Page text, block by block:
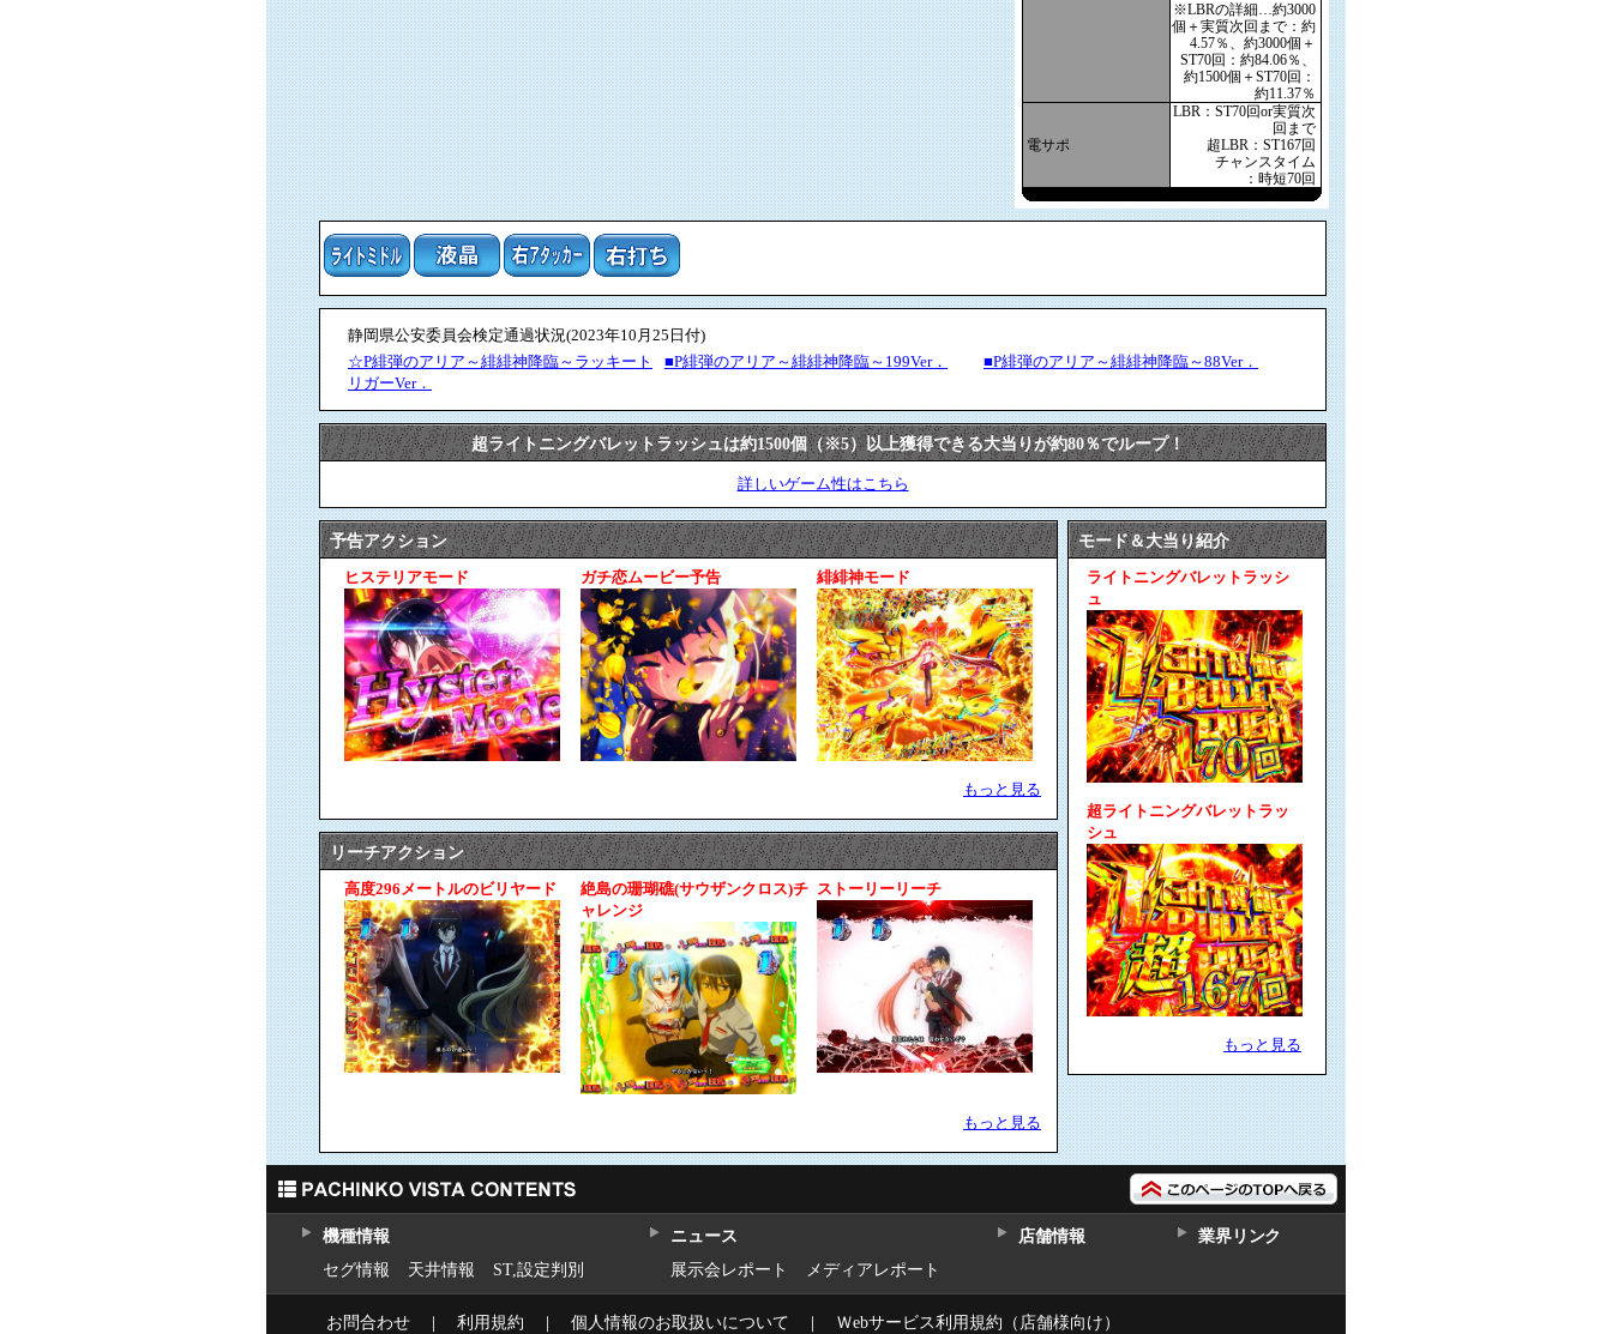
※LBRの詳細…約3000
個＋実質次回まで：約
4.57％、約3000個＋
ST70回：約84.06％、
約1500個＋ST70回：
約11.37％
電サポ
LBR：ST70回or実質次
回まで
超LBR：ST167回
チャンスタイム
：時短70回
静岡県公安委員会検定通過状況(2023年10月25日付)
☆P緋弾のアリア～緋緋神降臨～ラッキート
リガーVer．
■P緋弾のアリア～緋緋神降臨～199Ver． ■P緋弾のアリア～緋緋神降臨～88Ver．
超ライトニングバレットラッシュは約1500個（※5）以上獲得できる大当りが約80％でループ！
詳しいゲーム性はこちら
予告アクション
ヒステリアモード
ガチ恋ムービー予告 緋緋神モード
もっと見る
モード＆大当り紹介
ライトニングバレットラッシ
ュ
超ライトニングバレットラッ
シュ
もっと見る
リーチアクション
高度296メートルのビリヤード
絶島の珊瑚礁(サウザンクロス)チ
ャレンジ
ストーリーリーチ
もっと見る
機種情報
セグ情報
天井情報 ST,設定判別
ニュース
展示会レポート
メディアレポート
店舗情報 業界リンク
お問合わせ ｜ 利用規約 ｜ 個人情報のお取扱いについて ｜ Ｗebサービス利用規約（店舗様向け）